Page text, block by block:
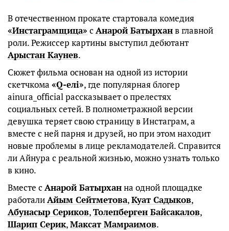
В отечественном прокате стартовала комедия
«Инстаграмщица» сАнарой Батырханв главной
роли. Режиссер картины выступил дебютант
Арыстан Каунев.
Сюжет фильма основан на одной из истории
скетчкома «Q-елі», где популярная блогер
ainura_official рассказывает о прелестях
социальных сетей. В полнометражной версии
девушка теряет свою страницу в Инстаграм, а
вместе с ней парня и друзей, но при этом находит
новые проблемы в лице рекламодателей. Справится
ли Айнура с реальной жизнью, можно узнать только
в кино.
Вместе сАнарой Батырханна одной площадке
работалиАйым Сейтметова,Куат Садыков,
Абунасыр Сериков,Толепберген Байсакалов,
Шарип Серик,Максат Мамраимов.